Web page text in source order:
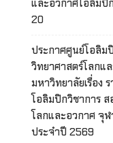
และอวกาศโอลิมปิ
20
ประกาศศูนย์โอลิม
วิทยาศาสตร์โลกแ
มหาวิทยาลัยเรื่อง
โอลิมปิกวิชาการ ส
โลกและอวกาศ จุ
ประจำปี 2569